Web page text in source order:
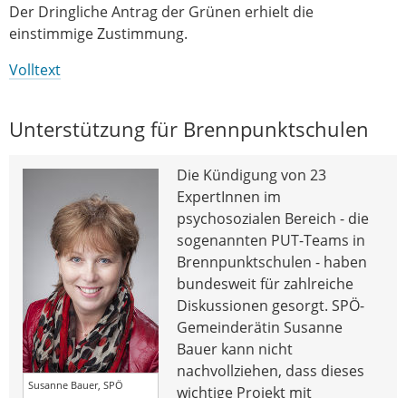
Der Dringliche Antrag der Grünen erhielt die
einstimmige Zustimmung.
Volltext
Unterstützung für Brennpunktschulen
Susanne Bauer, SPÖ
Die Kündigung von 23
ExpertInnen im
psychosozialen Bereich - die
sogenannten PUT-Teams in
Brennpunktschulen - haben
bundesweit für zahlreiche
Diskussionen gesorgt. SPÖ-
Gemeinderätin Susanne
Bauer kann nicht
nachvollziehen, dass dieses
wichtige Projekt mit